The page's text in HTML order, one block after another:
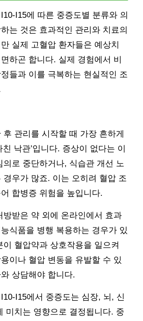
I15에 따른 중증도별 분류와 의
는 것은 효과적인 관리와 치료의
실제 고혈압 환자들은 예상치
하곤 합니다. 실제 경험에서 비
들과 이를 극복하는 현실적인 조
후 관리를 시작할 때 가장 흔하게
친 낙관’입니다. 증상이 없다는 이
의로 중단하거나, 식습관 개선 노
경우가 많죠. 이는 오히려 혈압 조
합병증 위험을 높입니다.
방받은 약 외에 온라인에서 효과
식품을 병행 복용하는 경우가 있
이 혈압약과 상호작용을 일으켜
이나 혈압 변동을 유발할 수 있
상담해야 합니다.
I15에서 중증도는 심장, 뇌, 신
미치는 영향으로 결정됩니다. 중